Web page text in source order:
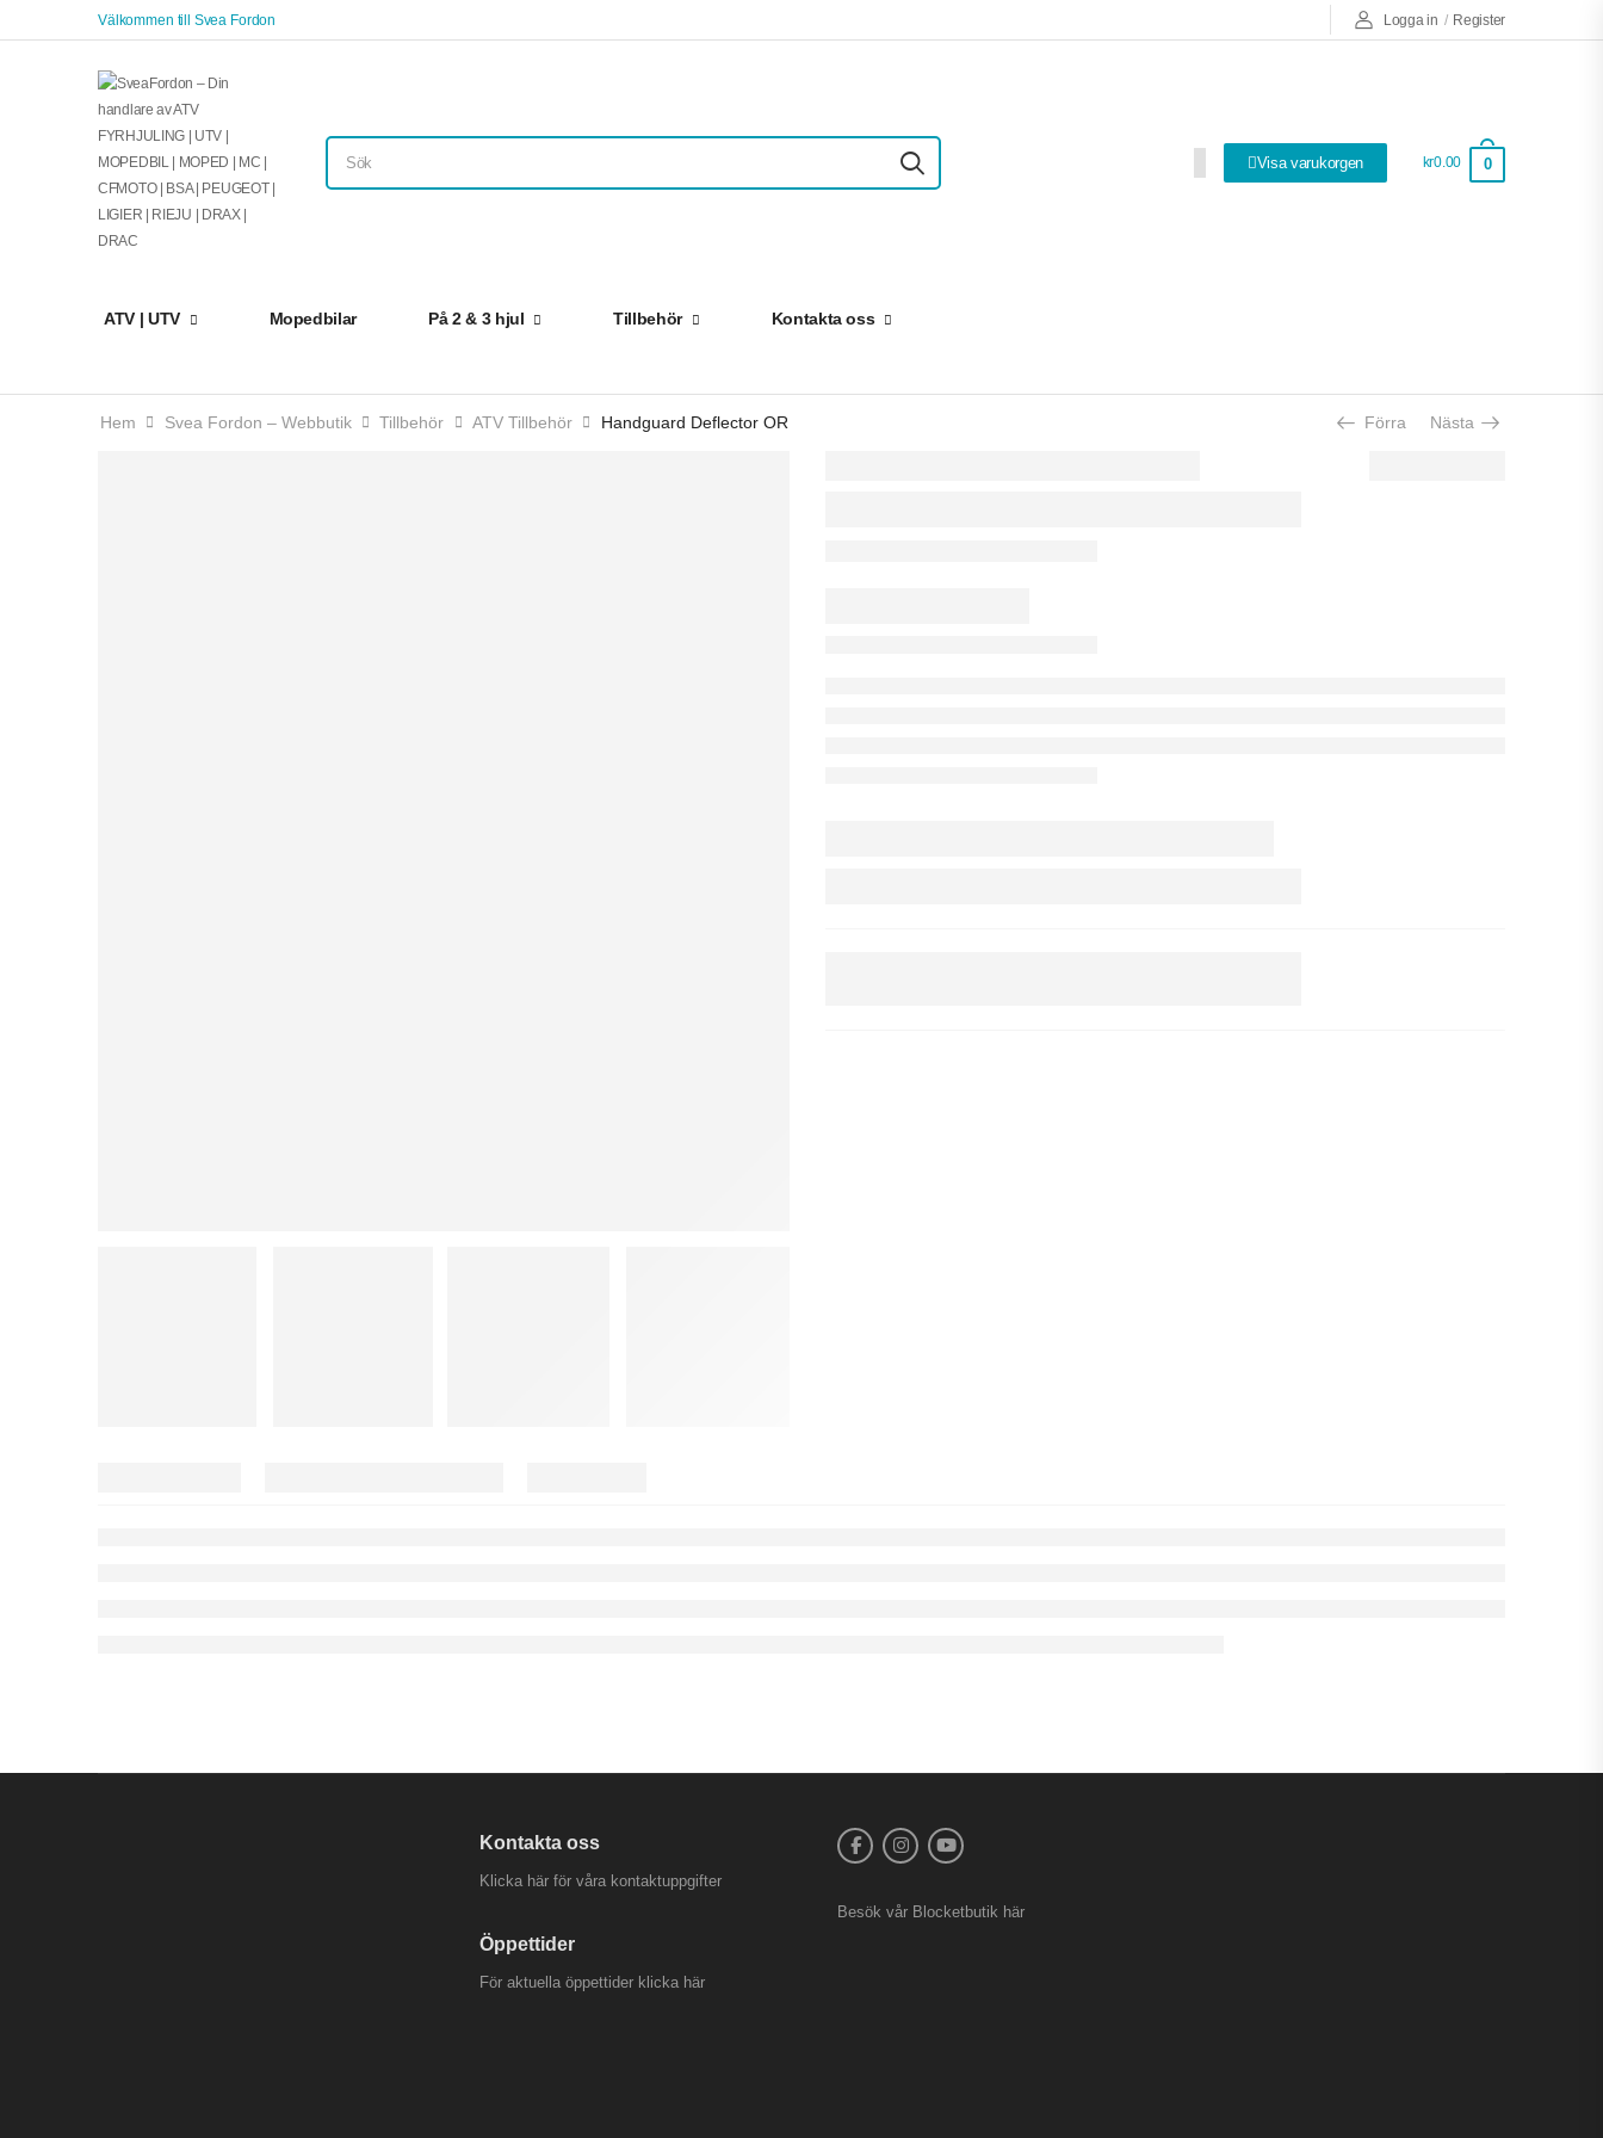
Välkommen till Svea Fordon Logga in / Register
Visa varukorgen kr0.00 0
ATV | UTV Mopedbilar På 2 & 3 hjul Tillbehör Kontakta oss
Hem Svea Fordon – Webbutik Tillbehör ATV Tillbehör Handguard Deflector OR Förra Nästa
Kontakta oss
Klicka här för våra kontaktuppgifter
Öppettider
För aktuella öppettider klicka här
Besök vår Blocketbutik här